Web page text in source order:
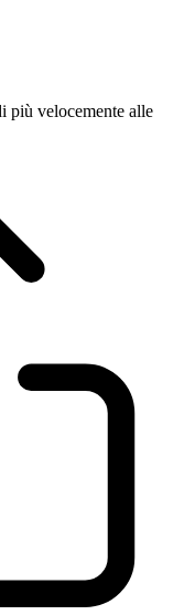
più velocemente alle